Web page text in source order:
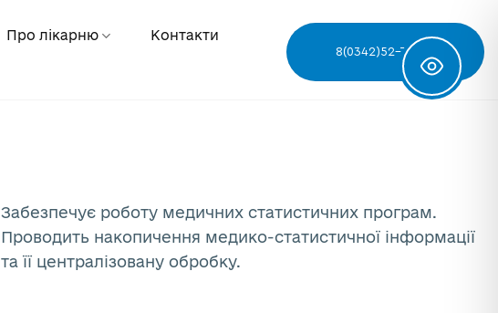
Про лікарню Контакти
8(0342)52-78-68
Забезпечує роботу медичних статистичних програм.
Проводить накопичення медико-статистичної інформації
та її централізовану обробку.